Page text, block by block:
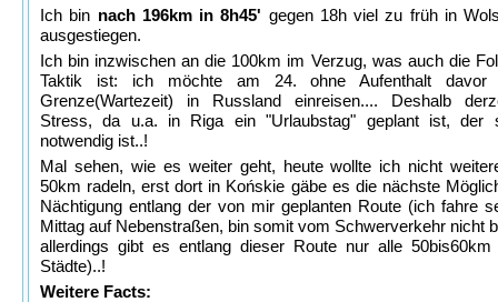
Ich bin nach 196km in 8h45' gegen 18h viel zu früh in
ausgestiegen.
Ich bin inzwischen an die 100km im Verzug, was auch die
Taktik ist: ich möchte am 24. ohne Aufenthalt
Grenze(Wartezeit) in Russland einreisen.... Deshalb
Stress, da u.a. in Riga ein "Urlaubstag" geplant ist, der
notwendig ist..!
Mal sehen, wie es weiter geht, heute wollte ich nicht
50km radeln, erst dort in Końskie gäbe es die nächste
Nächtigung entlang der von mir geplanten Route (ich fahre
Mittag auf Nebenstraßen, bin somit vom Schwerverkehr nicht
allerdings gibt es entlang dieser Route nur alle 50bis60km
Städte)..!
Weitere Facts: